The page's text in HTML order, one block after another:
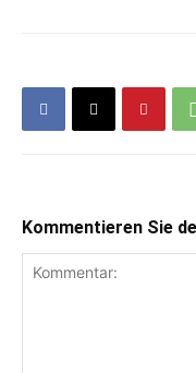
Kommentieren Sie